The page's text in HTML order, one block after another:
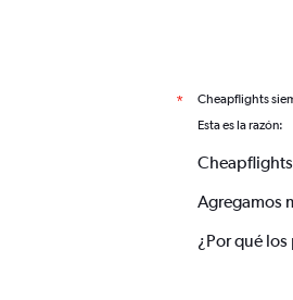
* Cheapflights
Esta es la razón:
Agregamos
¿Por qué